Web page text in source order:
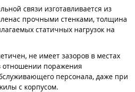
связи изготавливается из
прочными стенками, толщина
статичных нагрузок на
не имеет зазоров в местах
отношении поражения
персонала, даже при
с корпусом.